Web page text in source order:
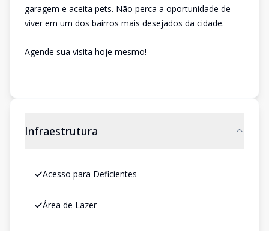
garagem e aceita pets. Não perca a oportunidade de
viver em um dos bairros mais desejados da cidade.
Agende sua visita hoje mesmo!
Infraestrutura
Acesso para Deficientes
Área de Lazer